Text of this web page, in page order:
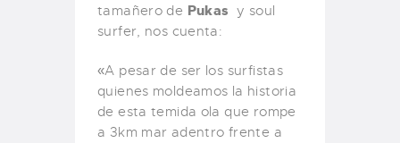
tamañero de Pukas y soul
surfer, nos cuenta:
«A pesar de ser los surfistas
quienes moldeamos la historia
de esta temida ola que rompe
a 3km mar adentro frente a